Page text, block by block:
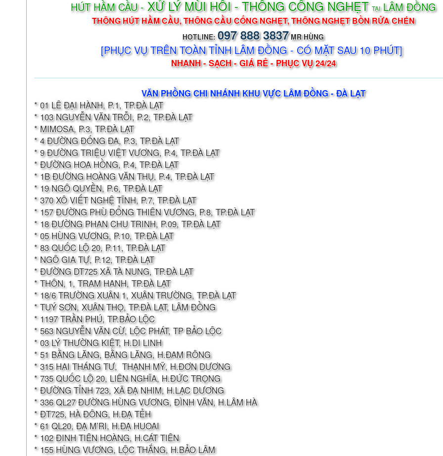
HÚT HẦM CẦU - XỬ LÝ MÙI HÔI - THÔNG CỐNG NGHẸT TẠILÂM ĐỒNG
THÔNG HÚT HẦM CẦU, THÔNG CẦU CỐNG NGHẸT, THÔNG NGHẸT BỒN RỬA CHÉN
HOTLINE:097 888 3837MR HÙNG
[PHỤC VỤ TRÊN TOÀN TỈNH LÂM ĐỒNG - CÓ MẶT SAU 10 PHÚT]
NHANH - SẠCH - GIÁ RẺ - PHỤC VỤ 24/24
VĂN PHỒNG CHI NHÁNH KHU VỰC LÂM ĐỒNG - ĐÀ LẠT
* 01 LÊ ĐẠI HÀNH, P.1, TP.ĐÀ LẠT
* 103 NGUYỄN VĂN TRỖI, P.2, TP.ĐÀ LẠT
* MIMOSA, P.3, TP.ĐÀ LẠT
* 4 ĐƯỜNG ĐỐNG ĐA, P.3, TP.ĐÀ LẠT
* 9 ĐƯỜNG TRIỆU VIỆT VƯƠNG, P.4, TP.ĐÀ LẠT
* ĐƯỜNG HOA HỒNG, P.4, TP.ĐÀ LẠT
* 1B ĐƯỜNG HOÀNG VĂN THỤ, P.4, TP.ĐÀ LẠT
* 19 NGÔ QUYỀN, P.6, TP.ĐÀ LẠT
* 370 XÔ VIẾT NGHỆ TĨNH, P.7, TP.ĐÀ LẠT
* 157 ĐƯỜNG PHÙ ĐỔNG THIÊN VƯƠNG, P.8, TP.ĐÀ LẠT
* 18 ĐƯỜNG PHAN CHU TRINH, P.09, TP.ĐÀ LẠT
* 05 HÙNG VƯƠNG, P.10, TP.ĐÀ LẠT
* 83 QUỐC LỘ 20, P.11, TP.ĐÀ LẠT
* NGÔ GIA TỰ, P.12, TP.ĐÀ LẠT
* ĐƯỜNG DT725 XÃ TÀ NUNG, TP.ĐÀ LẠT
* THÔN, 1, TRAM HANH, TP.ĐÀ LẠT
* 18/6 TRƯỜNG XUÂN 1, XUÂN TRƯỜNG, TP.ĐÀ LẠT
* TUÝ SƠN, XUÂN THỌ, TP.ĐÀ LẠT, LÂM ĐỒNG
* 1197 TRẦN PHÚ, TP.BẢO LỘC
* 563 NGUYỄN VĂN CỪ, LỘC PHÁT, TP BẢO LỘC
* 03 LÝ THƯỜNG KIỆT, H.DI LINH
* 51 BẰNG LĂNG, BẰNG LĂNG, H.ĐAM RÔNG
* 315 HAI THÁNG TƯ, THẠNH MỸ, H.ĐƠN DƯƠNG
* 735 QUỐC LỘ 20, LIÊN NGHĨA, H.ĐỨC TRỌNG
* ĐƯỜNG TỈNH 723, XÃ ĐẠ NHIM, H.LẠC DƯƠNG
* 336 QL27 ĐƯỜNG HÙNG VƯƠNG, ĐÌNH VĂN, H.LÂM HÀ
* ĐT725, HÀ ĐÔNG, H.ĐẠ TẺH
* 61 QL20, ĐẠ M’RI, H.ĐẠ HUOAI
* 102 ĐINH TIÊN HOÀNG, H.CÁT TIÊN
* 155 HÙNG VƯƠNG, LỘC THẮNG, H.BẢO LÂM